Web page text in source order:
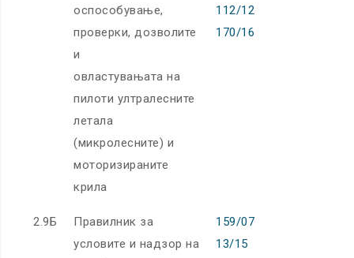
оспособување,
проверки, дозволите
и
овластувањата на
пилоти ултралесните
летала
(микролесните) и
моторизираните
крила
112/12
170/16
2.9Б
Правилник за
условите и надзор на
159/07
13/15